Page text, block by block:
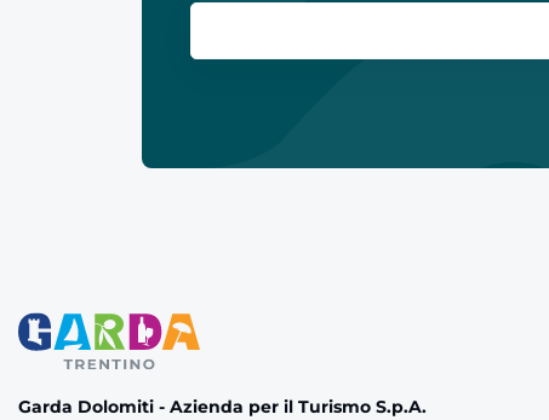
Garda Dolomiti - Azienda per il Turismo S.p.A.